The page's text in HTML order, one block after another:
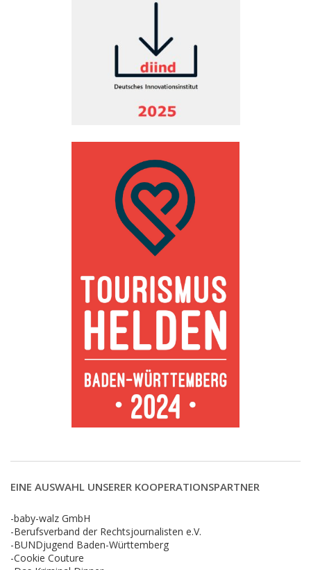
EINE AUSWAHL UNSERER KOOPERATIONSPARTNER
-baby-walz GmbH
-Berufsverband der Rechtsjournalisten e.V.
-BUNDjugend Baden-Württemberg
-Cookie Couture